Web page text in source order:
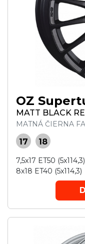
OZ
MATT BLACK
MATNÁ ČIERNA
17 18
7,5x17 ET50 (5x114,3)
8x18 ET40 (5x114,3)